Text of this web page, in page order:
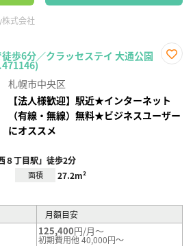
式会社
徒歩6分／クラッセステイ 大通公園
録
札幌市中央区
【法人様歓迎】駅近★インターネット
（有線・無線）無料★ビジネスユーザー
にオススメ
８丁目駅」徒歩2分
面積 27.2m²
月額目安
125,400円/月～
初期費用他 40,000円～